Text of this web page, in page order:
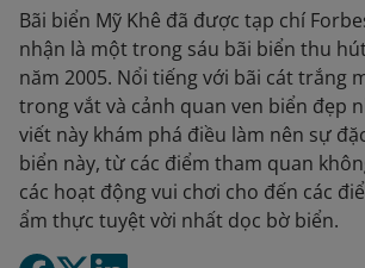
Bãi biển Mỹ Khê đã được tạp chí
nhận là một trong sáu bãi biển thu
năm 2005. Nổi tiếng với bãi cát trắng
trong vắt và cảnh quan ven biển đẹp
viết này khám phá điều làm nên sự
biển này, từ các điểm tham quan
các hoạt động vui chơi cho đến các
ẩm thực tuyệt vời nhất dọc bờ biển.